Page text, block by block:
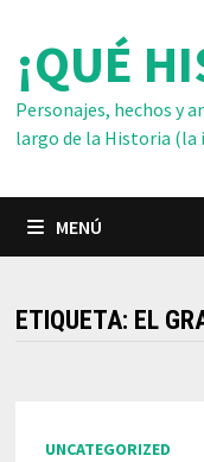
contenido
¡QUÉ
Personajes, hechos y
largo de la Historia
MENÚ
ETIQUETA: EL
UNCATEGORIZED